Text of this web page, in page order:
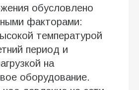
обусловлено
факторами:
температурой
период и
на
оборудование.